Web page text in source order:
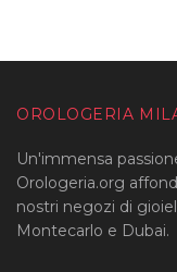
OROLOGERIA
Un'immensa
Orologeria.org
nostri negozi di
Montecarlo e Dubai.